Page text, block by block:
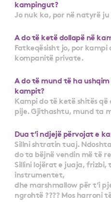
kampingut?
Jo nuk ka, por në natyrë
A do të ketë dollapë në
Fatkeqësisht jo, por
kompanitë private.
A do të mund të ha
kampit?
Kampi do të ketë shitës
pije. Gjithashtu, mund ta
Dua t’i ndjejë përvojat e
Sillni shtratin tuaj.
do ta bëjnë vendin më të
Sillini lojërat e juaja,
instrumentet,
dhe marshmallow për t’i
ngrohtë ???? Mos harroni